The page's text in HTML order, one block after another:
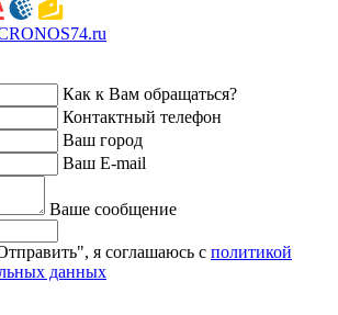
Как к Вам обращаться?
Контактный телефон
Ваш город
Ваш E-mail
Ваше сообщение
я соглашаюсь с политикой
данных